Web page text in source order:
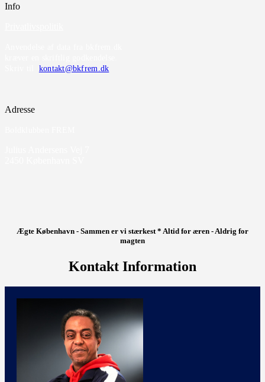
Info
kontakt@bkfrem.dk
Adresse
Ægte København - Sammen er vi stærkest * Altid for æren - Aldrig for
magten
Kontakt Information